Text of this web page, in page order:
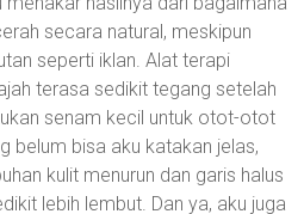
secara natural, meskipun
seperti iklan. Alat terapi
terasa sedikit tegang setelah
senam kecil untuk otot-otot
belum bisa aku katakan jelas,
kulit menurun dan garis halus
lebih lembut. Dan ya, aku juga